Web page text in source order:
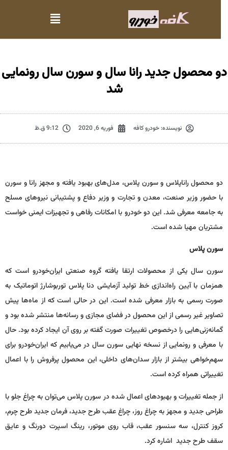
محصول جدید رانا سال و سورن سال رونمایی
شد
نویسنده:خودرو کافه فوریه 6, 2020 9:12 ق.ظ
دو محصول راناپلاس و سورن پلاس، مدل‌های بهبود یافته و مجهز رانا و سورن
با حضور وزیر صنعت، معدن و تجارت و وزیر دفاع و پشتیبانی نیروهای مسلح
به جامعه معرفی شد. این دو خودرو با امكانات رفاهی و تجهیزات ایمنی خواست
مشتریان مهیا شده است.
سورن پلاس
سورن سال یکی از محصولات ارتقا یافته گروه صنعتی ایران‌خودرو است که
همزمان با آیین راه‌اندازی خط تولید آزمایشی دنا پلاس توربوشارژ اتوماتیک به
صورت رسمی به بازار معرفی شده است. این در حالی است که از ماه‌ها پیش
تصاویر غیر رسمی از این محصول در فضای مجازی و رسانه‌ها منتشر شده بود و
گمانه‌زنی‌هایی را درخصوص تغییرات صورت گفته بر روی آن ایجاد کرده بود. حال
با معرفی و رونمایی از نسخه نهایی سورن سال در می‌یابیم که ایران‌خودرو برای
سهم‌خواهی بیشتر از بازار سدان‌های داخلی، این محصول پرفروش را با اعمال
تغییراتی همراه کرده است.
از جمله تغییرات و بهبودهای اعمال شده در سورن پلاس می‌توان به چراغ جلو با
طراحی جدید و مجهز به چراغ روز، چراغ عقب طرح جدید، فرمان جدید طرح چرم،
كروز كنترل، سه سنسور عقب، قاب روی موتور، رینگ اسپرت دورنگ و عایق
سقف طرح جدید اشاره كرد.